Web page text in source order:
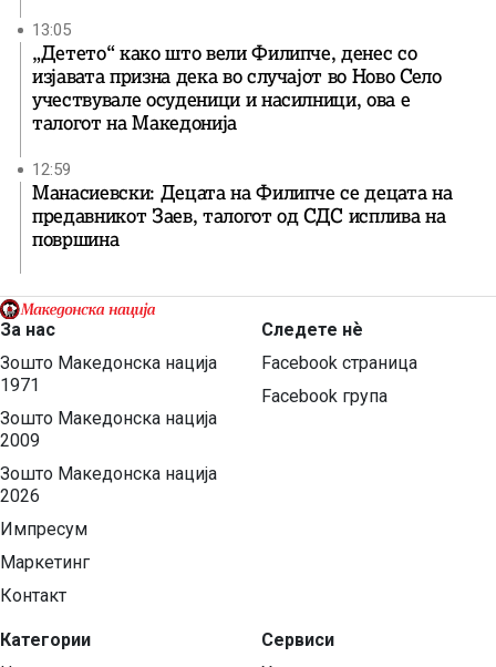
13:05
„Детето“ како што вели Филипче, денес со
изјавата призна дека во случајот во Ново Село
учествувале осуденици и насилници, ова е
талогот на Македонија
12:59
Манасиевски: Децата на Филипче се децата на
предавникот Заев, талогот од СДС исплива на
површина
За нас
Зошто Македонска нација
1971
Зошто Македонска нација
2009
Зошто Македонска нација
2026
Импресум
Маркетинг
Контакт
Категории
Следете нѐ
Facebook страница
Facebook група
Сервиси